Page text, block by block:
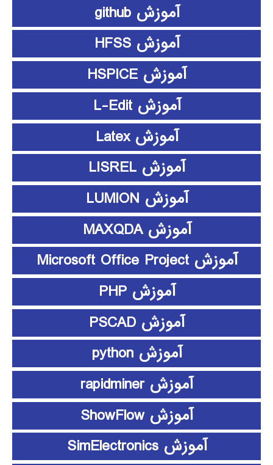
آموزش github
آموزش HFSS
آموزش HSPICE
آموزش L-Edit
آموزش Latex
آموزش LISREL
آموزش LUMION
آموزش MAXQDA
آموزش Microsoft Office Project
آموزش PHP
آموزش PSCAD
آموزش python
آموزش rapidminer
آموزش ShowFlow
آموزش SimElectronics